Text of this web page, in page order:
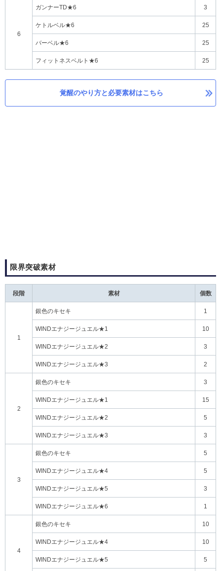
6
ガンナーTD★6 3
ケトルベル★6 25
バーベル★6 25
フィットネスベルト★6 25
覚醒のやり方と必要素材はこちら
限界突破素材
段階 素材 個数
1
銀色のキセキ 1
WINDエナジージュエル★1 10
WINDエナジージュエル★2 3
WINDエナジージュエル★3 2
2
銀色のキセキ 3
WINDエナジージュエル★1 15
WINDエナジージュエル★2 5
WINDエナジージュエル★3 3
3
銀色のキセキ 5
WINDエナジージュエル★4 5
WINDエナジージュエル★5 3
WINDエナジージュエル★6 1
4
銀色のキセキ 10
WINDエナジージュエル★4 10
WINDエナジージュエル★5 5